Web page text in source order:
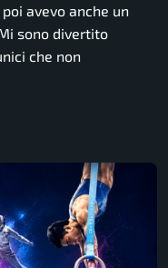
avevo anche un
sono divertito
che non